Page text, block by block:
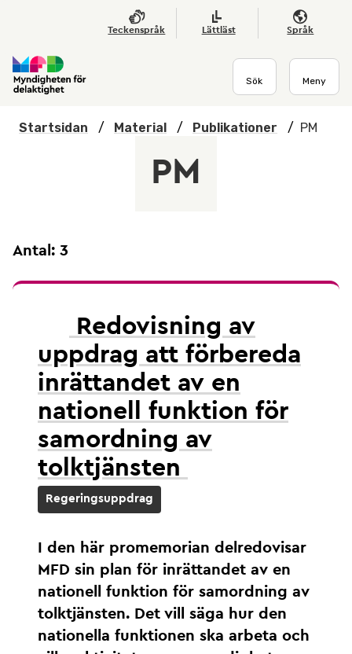
Hoppa till huvudmenyn
Teckenspråk Lättläst Språk
Sök Meny
Startsidan / Material / Publikationer / PM
PM
Antal: 3
Redovisning av
uppdrag att förbereda
inrättandet av en
nationell funktion för
samordning av
tolktjänsten
Regeringsuppdrag
I den här promemorian delredovisar
MFD sin plan för inrättandet av en
nationell funktion för samordning av
tolktjänsten. Det vill säga hur den
nationella funktionen ska arbeta och